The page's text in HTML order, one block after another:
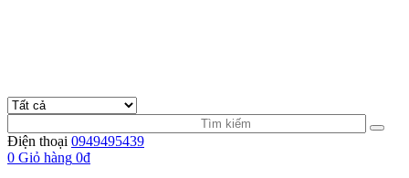
Điện thoại 0949495439
0 Giỏ hàng 0đ